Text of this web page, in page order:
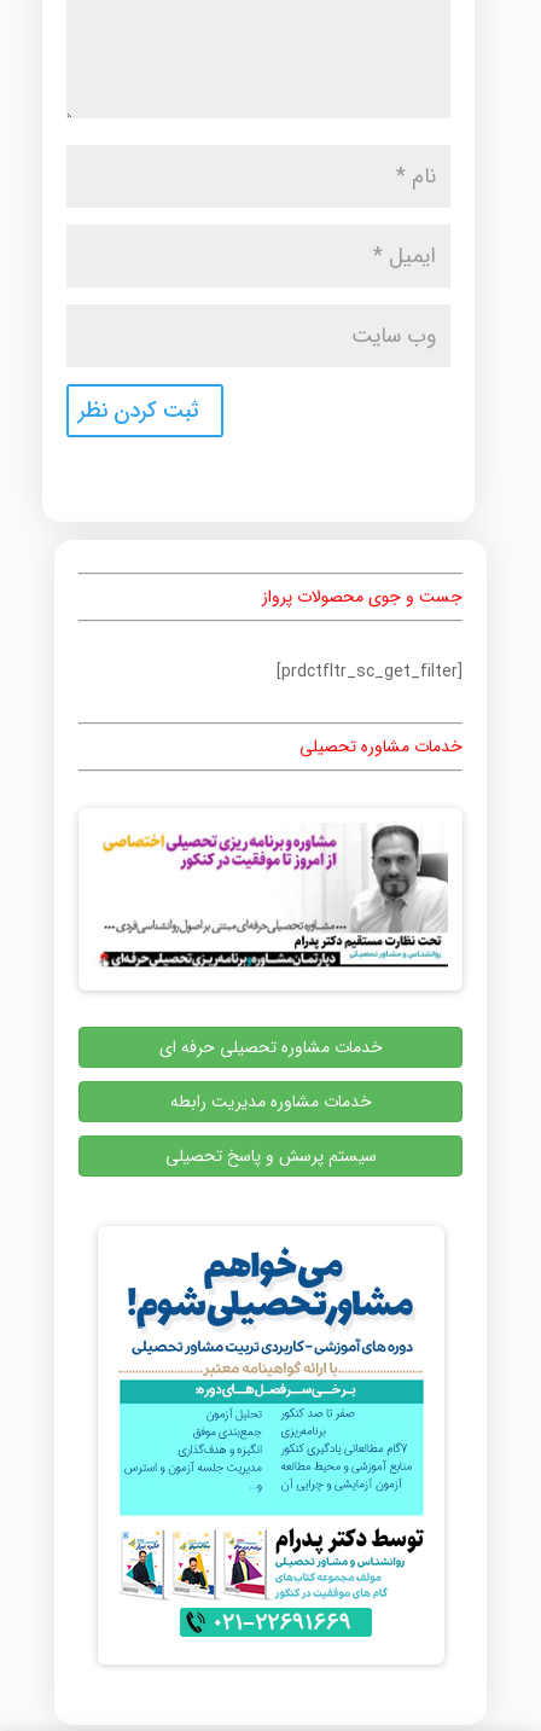
جست و جوی محصولات پرواز
[prdctfltr_sc_get_filter]
خدمات مشاوره تحصیلی
خدمات مشاوره تحصیلی حرفه ای
خدمات مشاوره مدیریت رابطه
سیستم پرسش و پاسخ تحصیلی